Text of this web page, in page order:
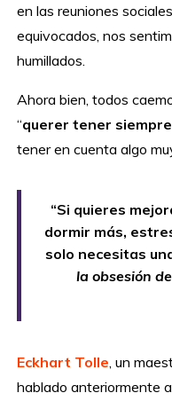
en las reuniones
equivocados, nos
humillados.
Ahora bien, todos
“querer tener
tener en cuenta algo
“Si quieres
dormir más,
solo necesitas
la obsesión
Eckhart Tolle , un
hablado anteriormente